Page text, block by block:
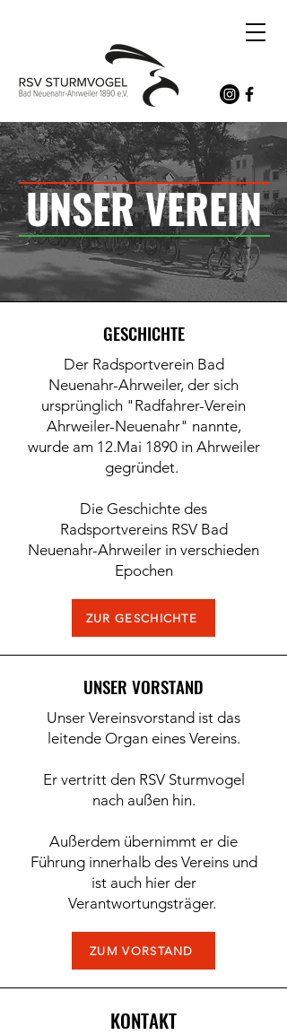
UNSER VEREIN
GESCHICHTE
Der Radsportverein Bad
Neuenahr-Ahrweiler, der sich
ursprünglich "Radfahrer-Verein
Ahrweiler-Neuenahr" nannte,
wurde am 12.Mai 1890 in Ahrweiler
gegründet.
Die Geschichte des
Radsportvereins RSV Bad
Neuenahr-Ahrweiler in verschieden
Epochen
ZUR GESCHICHTE
UNSER VORSTAND
Unser Vereinsvorstand ist das
leitende Organ eines Vereins.
Er vertritt den RSV Sturmvogel
nach außen hin.
Außerdem übernimmt er die
Führung innerhalb des Vereins und
ist auch hier der
Verantwortungsträger.
ZUM VORSTAND
KONTAKT